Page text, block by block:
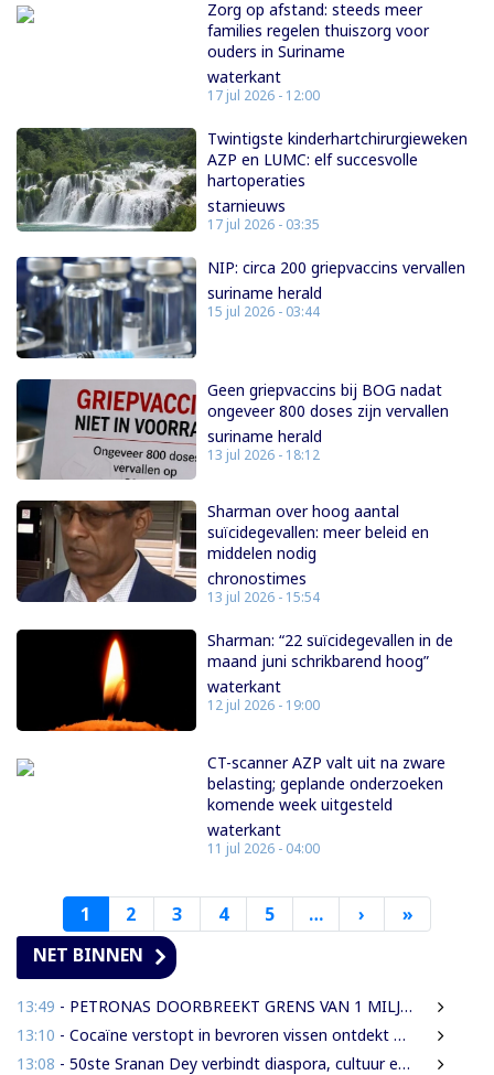
Zorg op afstand: steeds meer
families regelen thuiszorg voor
ouders in Suriname
waterkant
17 jul 2026 - 12:00
Twintigste kinderhartchirurgieweken
AZP en LUMC: elf succesvolle
hartoperaties
starnieuws
17 jul 2026 - 03:35
NIP: circa 200 griepvaccins vervallen
suriname herald
15 jul 2026 - 03:44
Geen griepvaccins bij BOG nadat
ongeveer 800 doses zijn vervallen
suriname herald
13 jul 2026 - 18:12
Sharman over hoog aantal
suïcidegevallen: meer beleid en
middelen nodig
chronostimes
13 jul 2026 - 15:54
Sharman: “22 suïcidegevallen in de
maand juni schrikbarend hoog”
waterkant
12 jul 2026 - 19:00
CT-scanner AZP valt uit na zware
belasting; geplande onderzoeken
komende week uitgesteld
waterkant
11 jul 2026 - 04:00
1 2 3 4 5 … › Volgende
pagina
»
pagina
NET BINNEN
13:49 - PETRONAS DOORBREEKT GRENS VAN 1 MILJARD VATEN IN BLOK 52 | WAT BETEKENT DEZE MIJLPAAL VOOR DE SURINAAMSE ECONOMIE?
13:10 - Cocaïne verstopt in bevroren vissen ontdekt bij douanecontrole
13:08 - 50ste Sranan Dey verbindt diaspora, cultuur en ondernemerschap in New York